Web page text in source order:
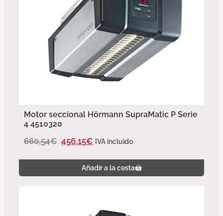
Motor seccional Hörmann SupraMatic P Serie
4 4510320
660,54€ 456,15€ IVA incluido
Añadir a la cesta